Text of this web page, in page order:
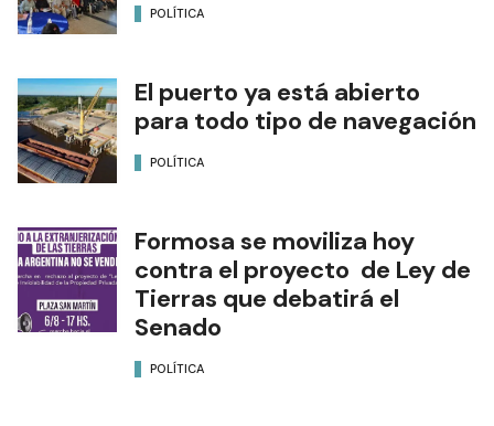
POLÍTICA
El puerto ya está abierto
para todo tipo de navegación
POLÍTICA
Formosa se moviliza hoy
contra el proyecto de Ley de
Tierras que debatirá el
Senado
POLÍTICA